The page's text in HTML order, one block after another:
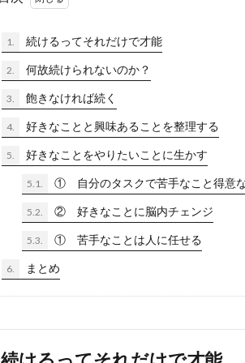
1. 続けるってそれだけで才能
2. 何故続けられないのか？
3. 飽きなければ続く
4. 好きなことと興味あることを整理する
5. 好きなことをやりたいことに生かす
5.1. ① 自分のタスクで苦手なこと得意
5.2. ② 好きなことに脳内チェンジ
5.3. ① 苦手なことは人に任せる
6. まとめ